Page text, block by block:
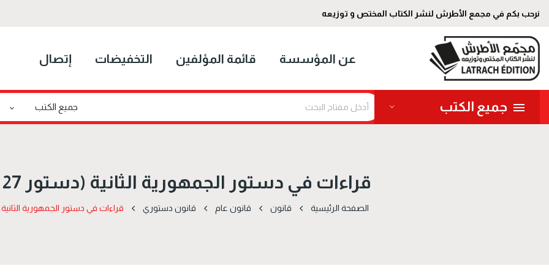
نرحب بكم في مجمع الأطرش لنشر الكتاب المختص و توزيعه
عن المؤسسة قائمة المؤلفين التخفيضات إتصال
جميع الكتب
قراءات في دستور الجمهورية الثانية (دستور 27 جانفي 2014)
الصفحة الرئيسية قانون قانون عام قانون دستوري قراءات في دستور الجمهورية الثانية (دستور 27